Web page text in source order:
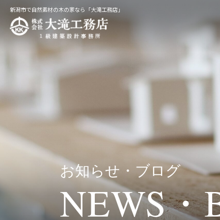
新潟市で自然素材の木の家なら「大滝工務店」
お知らせ・ブログ
NEWS・